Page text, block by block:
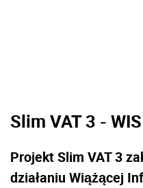
Slim VAT 3 - WIS
Projekt Slim VAT 3
działaniu Wiążącej